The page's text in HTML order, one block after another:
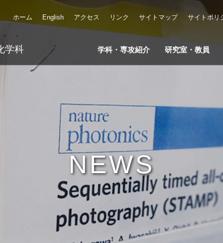
学科 学科・専攻紹介 研究室・教員
ホーム English アクセス リンク サイトマップ サイトポリ
NEWS